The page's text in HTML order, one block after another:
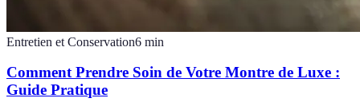
Entretien et Conservation6 min
Comment Prendre Soin de Votre Montre de Luxe :
Guide Pratique